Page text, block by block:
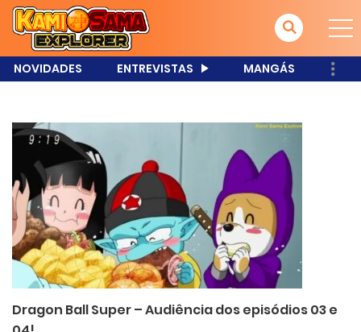
NOVIDADES ENTREVISTAS MANGÁS
Dragon Ball Super – Audiência dos episódios 03 e